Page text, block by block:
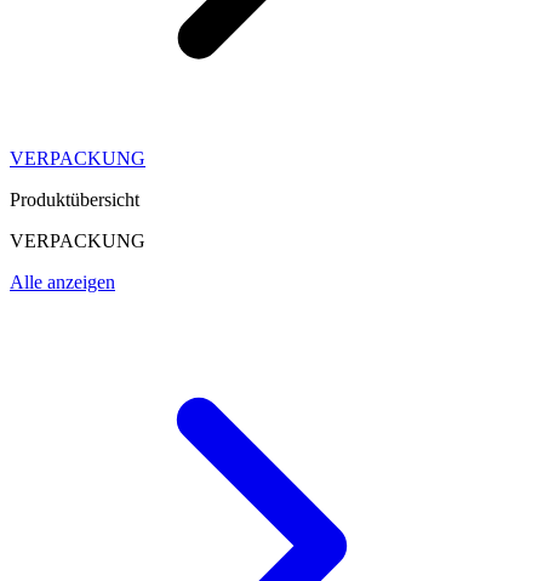
VERPACKUNG
Produktübersicht
VERPACKUNG
Alle anzeigen